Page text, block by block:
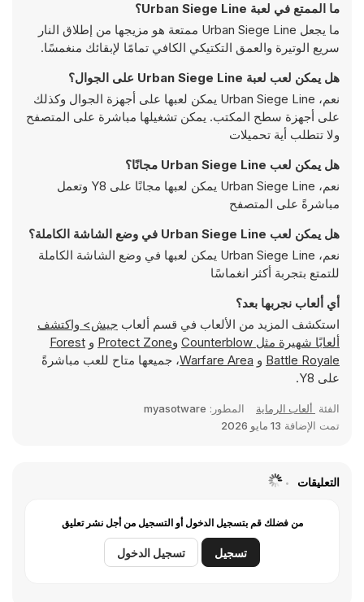
ما الممتع في لعبة Urban Siege Line؟
ما يجعل Urban Siege Line ممتعة هو مزيجها من إطلاق النار
سريع الوتيرة والعمق التكتيكي الكافي تمامًا لإبقائك منغمسًا.
هل يمكن لعب لعبة Urban Siege Line على الجوال؟
نعم، Urban Siege Line يمكن لعبها على أجهزة الجوال وكذلك
على أجهزة سطح المكتب. يمكن تشغيلها مباشرة على المتصفح
ولا تتطلب أية تحميلات
هل يمكن لعب Urban Siege Line مجانًا؟
نعم، Urban Siege Line يمكن لعبها مجانًا على Y8 وتعمل
مباشرةً على المتصفح
هل يمكن لعب Urban Siege Line في وضع الشاشة الكاملة؟
نعم، Urban Siege Line يمكن لعبها في وضع الشاشة الكاملة
للتمتع بتجربة أكثر انغماسًا
أي ألعاب نجربها بعد؟
استكشف المزيد من الألعاب في قسم ألعاب
جيش> واكتشف
ألعابًا شهيرة مثل Counterblow وProtect Zone و Forest
Battle Royale و Warfare Area، جميعها متاح للعب مباشرةً
على Y8.
الفئة ألعاب الرماية المطور: myasotware
تمت الإضافة 13 مايو 2026
التعليقات
من فضلك قم بتسجيل الدخول أو التسجيل من أجل نشر تعليق
تسجيل تسجيل الدخول